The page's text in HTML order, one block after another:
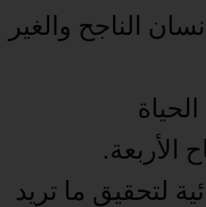
الناجح والغير
الأربعة.
لتحقيق ما تريد